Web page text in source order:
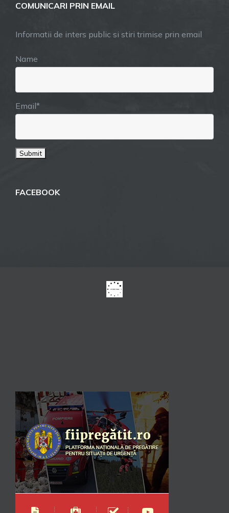
COMUNICARI PRIN EMAIL
Informatii de inters public si stiri trimise prin email
Name
Email*
FACEBOOK